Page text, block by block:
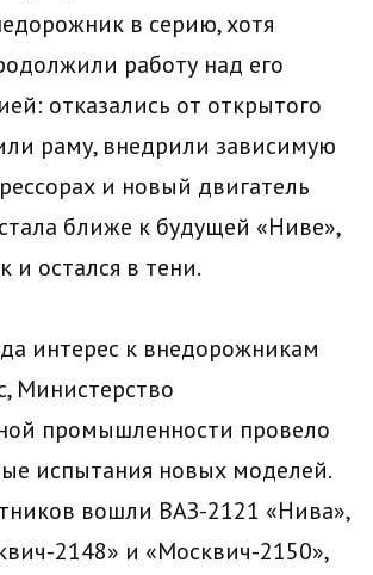
в серию, хотя
работу над его
отказались от открытого
раму, внедрили зависимую
и новый двигатель
ближе к будущей «Ниве»,
и остался в тени.
интерес к внедорожникам
Министерство
промышленности провело
испытания новых моделей.
вошли ВАЗ-2121 «Нива»,
2148» и «Москвич-2150»,